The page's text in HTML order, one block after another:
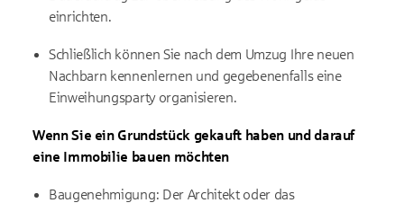
einrichten.
Schließlich können Sie nach dem Umzug Ihre neuen
Nachbarn kennenlernen und gegebenenfalls eine
Einweihungsparty organisieren.
Wenn Sie ein Grundstück gekauft haben und darauf
eine Immobilie bauen möchten
Baugenehmigung: Der Architekt oder das